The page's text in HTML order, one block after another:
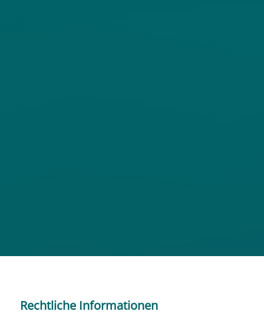
Rechtliche Informationen